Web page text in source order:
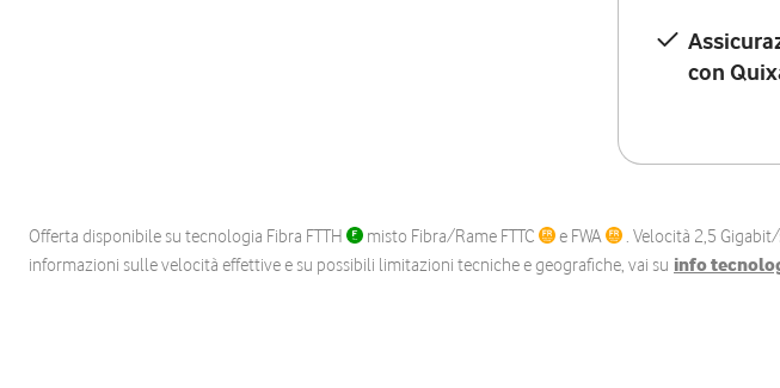
con
Offerta disponibile su tecnologia Fibra FTTH misto Fibra/Rame FTTC e FWA . Velocità 2,5
informazioni sulle velocità effettive e su possibili limitazioni tecniche e geografiche, vai su info